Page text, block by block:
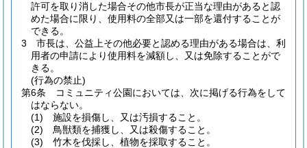
許可を取り消した場合その他市長が正当な理由があると認
めた場合に限り、使用料の全部又は一部を還付することが
できる。
3
市長は、公益上その他必要と認める理由がある場合は、利
用者の申請により使用料を減額し、又は免除することがで
きる。
(行為の禁止)
第6条
コミュニティ公園においては、次に掲げる行為をして
はならない。
(1)
施設を損傷し、又は汚損すること。
(2)
鳥獣類を捕獲し、又は殺傷すること。
(3)
竹木を伐採し、植物を採取すること。